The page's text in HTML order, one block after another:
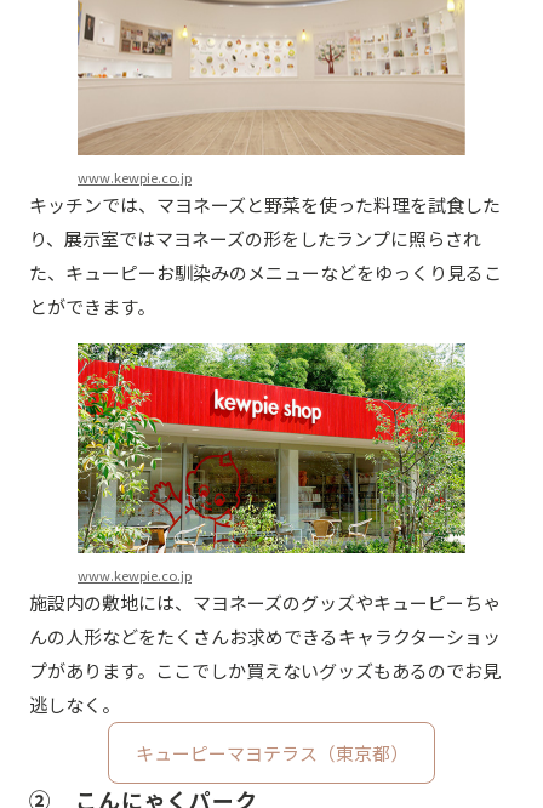
www.kewpie.co.jp
キッチンでは、マヨネーズと野菜を使った料理を試食した
り、展示室ではマヨネーズの形をしたランプに照らされ
た、キューピーお馴染みのメニューなどをゆっくり見るこ
とができます。
www.kewpie.co.jp
施設内の敷地には、マヨネーズのグッズやキューピーちゃ
んの人形などをたくさんお求めできるキャラクターショッ
プがあります。ここでしか買えないグッズもあるのでお見
逃しなく。
キューピーマヨテラス（東京都）
② こんにゃくパーク